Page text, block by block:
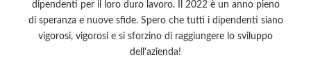
dipendenti per il loro duro lavoro. Il 2022 è un anno pieno
di speranza e nuove sfide. Spero che tutti i dipendenti siano
vigorosi, vigorosi e si sforzino di raggiungere lo sviluppo
dell'azienda!